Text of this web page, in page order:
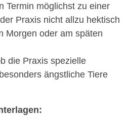
Termin möglichst zu einer
Praxis nicht allzu hektisch
Morgen oder am späten
die Praxis spezielle
ängstliche Tiere